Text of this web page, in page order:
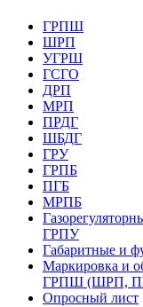
ГРПШ
ШРП
УГРШ
ГСГО
ДРП
МРП
ПРДГ
ШБДГ
ГРУ
ГРПБ
ПГБ
МРПБ
ГРПУ
Габаритные и
Маркировка и
ГРПШ (ШРП,
Опросный лист